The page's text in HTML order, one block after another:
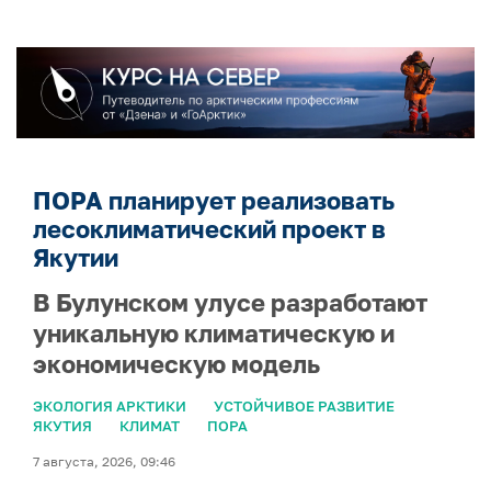
ПОРА планирует реализовать
лесоклиматический проект в
Якутии
В Булунском улусе разработают
уникальную климатическую и
экономическую модель
ЭКОЛОГИЯ АРКТИКИ
УСТОЙЧИВОЕ РАЗВИТИЕ
ЯКУТИЯ
КЛИМАТ ПОРА
7 августа, 2026, 09:46